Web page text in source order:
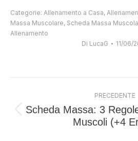
Categorie: Allenamento a Casa,
Massa Muscolare, Scheda Massa
Allenamento
Di LucaG 11/06/
tra
PRECEDENTE
Post
Scheda Massa: 3
Muscoli (+4